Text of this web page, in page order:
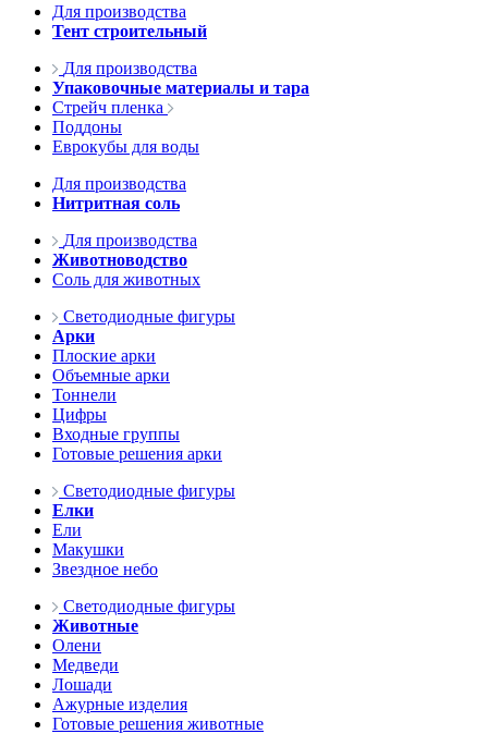
Для производства
Тент строительный
Для производства
Упаковочные материалы и тара
Стрейч пленка
Поддоны
Еврокубы для воды
Для производства
Нитритная соль
Для производства
Животноводство
Соль для животных
Светодиодные фигуры
Арки
Плоские арки
Объемные арки
Тоннели
Цифры
Входные группы
Готовые решения арки
Светодиодные фигуры
Елки
Ели
Макушки
Звездное небо
Светодиодные фигуры
Животные
Олени
Медведи
Лошади
Ажурные изделия
Готовые решения животные